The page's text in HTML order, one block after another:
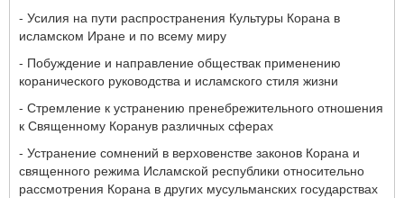
- Усилия на пути распространения Культуры Корана в
исламском Иране и по всему миру
- Побуждение и направление обществак применению
коранического руководства и исламского стиля жизни
- Стремление к устранению пренебрежительного отношения
к Священному Коранув различных сферах
- Устранение сомнений в верховенстве законов Корана и
священного режима Исламской республики относительно
рассмотрения Корана в других мусульманских государствах